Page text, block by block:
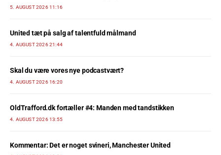
5. AUGUST 2026 11:16
United tæt på salg af talentfuld målmand
4. AUGUST 2026 21:44
Skal du være vores nye podcastvært?
4. AUGUST 2026 16:20
OldTrafford.dk fortæller #4: Manden med tandstikken
4. AUGUST 2026 13:55
Kommentar: Det er noget svineri, Manchester United